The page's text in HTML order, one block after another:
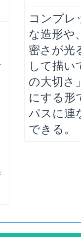
コンプレ
な造形や
密さが光
して描い
の大切さ
にする形
パスに連
できる。